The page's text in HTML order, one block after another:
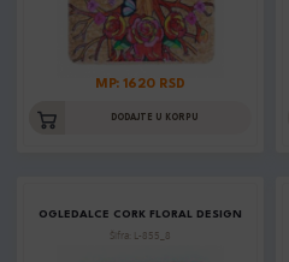
MP: 1620 RSD
DODAJTE U KORPU
OGLEDALCE CORK FLORAL DESIGN
Šifra: L-855_8